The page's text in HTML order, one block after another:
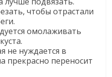
чтобы отрастали
омолаживать
не нуждается в
прекрасно переносит